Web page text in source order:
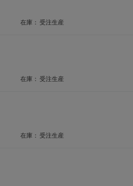
在庫： 受注生産
在庫： 受注生産
在庫： 受注生産